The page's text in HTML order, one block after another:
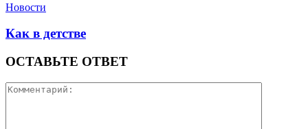
Новости
Как в детстве
ОСТАВЬТЕ ОТВЕТ